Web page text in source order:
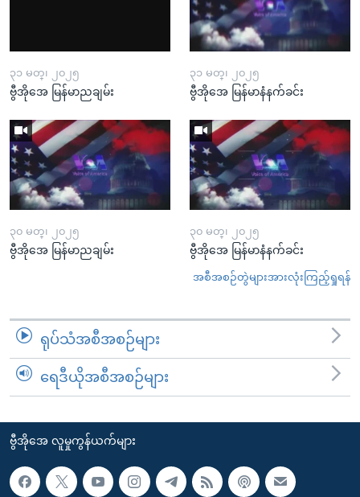
၃၁ မတ္၊ ၂၀၂၅
ဗွီအိုအေ မြန်မာညချမ်း
၃၁ မတ္၊ ၂၀၂၅
ဗွီအိုအေ မြန်မာနံနက်ခင်း
၃၀ မတ္၊ ၂၀၂၅
ဗွီအိုအေ မြန်မာညချမ်း
၃၀ မတ္၊ ၂၀၂၅
ဗွီအိုအေ မြန်မာနံနက်ခင်း
အစီအစဉ်တွဲများအားလုံးကြည့်ရှုရန်
ရုပ်သံအစီအစဉ်များ
ရေဒီယိုအစီအစဉ်များ
ဗွီအိုအေ လူမှုကွန်ယက်များ